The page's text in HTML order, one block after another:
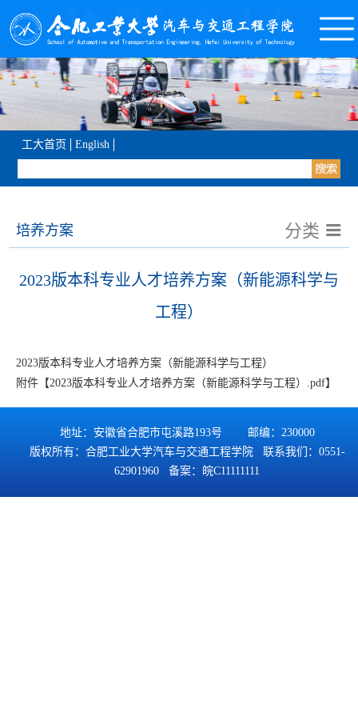
工大首页 English
培养方案 分类
2023版本科专业人才培养方案（新能源科学与
工程）
2023版本科专业人才培养方案（新能源科学与工程）
附件【2023版本科专业人才培养方案（新能源科学与工程）.pdf】
地址：安徽省合肥市屯溪路193号 邮编：230000
版权所有：合肥工业大学汽车与交通工程学院 联系我们：0551-
62901960 备案：
皖C11111111